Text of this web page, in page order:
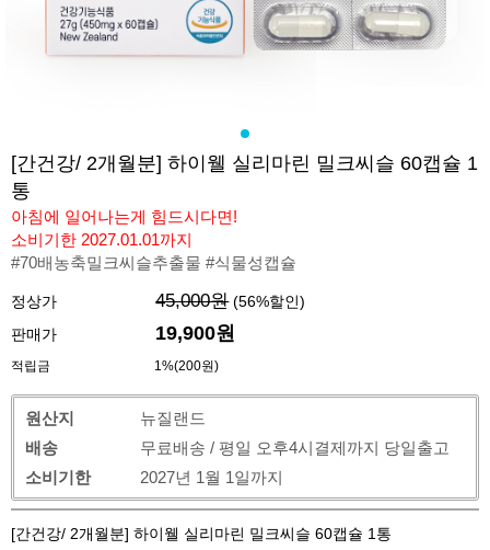
[간건강/ 2개월분] 하이웰 실리마린 밀크씨슬 60캡슐 1
통
아침에 일어나는게 힘드시다면!
소비기한 2027.01.01까지
#70배농축밀크씨슬추출물 #식물성캡슐
정상가 45,000원 (56%할인)
판매가
19,900원
적립금 1%(200원)
원산지
뉴질랜드
배송
무료배송 / 평일 오후4시결제까지 당일출고
소비기한
2027년 1월 1일까지
[간건강/ 2개월분] 하이웰 실리마린 밀크씨슬 60캡슐 1통